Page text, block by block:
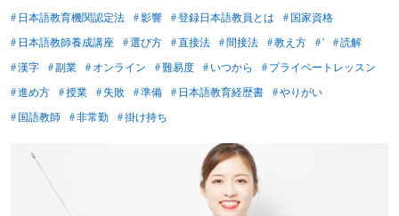
日本語教育機関認定法
影響 登録日本語教員とは
国家資格
日本語教師養成講座
選び方 直接法 間接法 教え方 '
読解
漢字
副業 オンライン 難易度 いつから
プライベートレッスン
進め方
授業 失敗 準備 日本語教育経歴書
やりがい
国語教師
非常勤 掛け持ち